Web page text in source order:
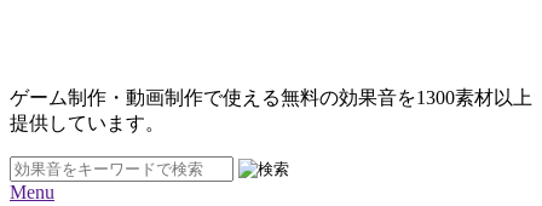
ゲーム制作・動画制作で使える無料の効果音を1300素材以上
提供しています。
Menu